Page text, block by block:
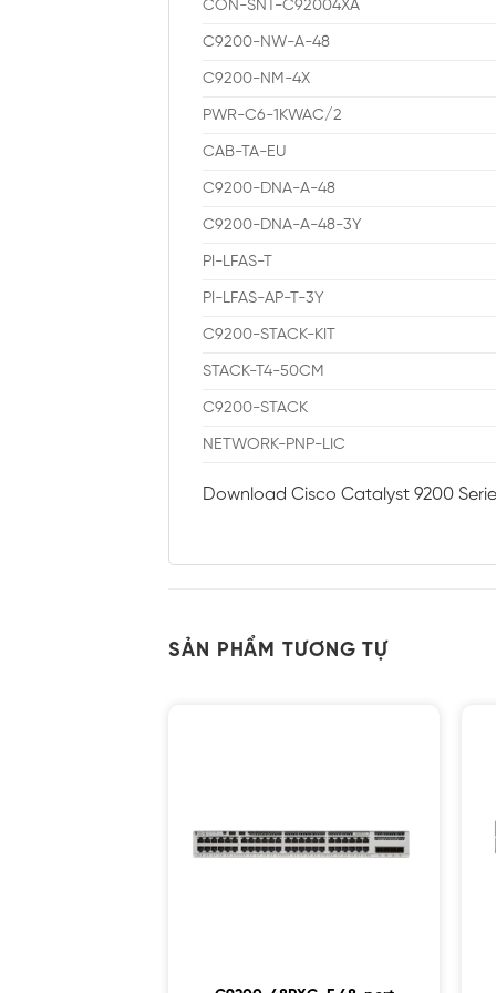
CON-SNT-C92004XA
C9200-NW-A-48
C9200-NM-4X
PWR-C6-1KWAC/2
CAB-TA-EU
C9200-DNA-A-48
C9200-DNA-A-48-3Y
PI-LFAS-T
PI-LFAS-AP-T-3Y
C9200-STACK-KIT
STACK-T4-50CM
C9200-STACK
NETWORK-PNP-LIC
Download Cisco Catalyst 9200
SẢN PHẨM TƯƠNG TỰ